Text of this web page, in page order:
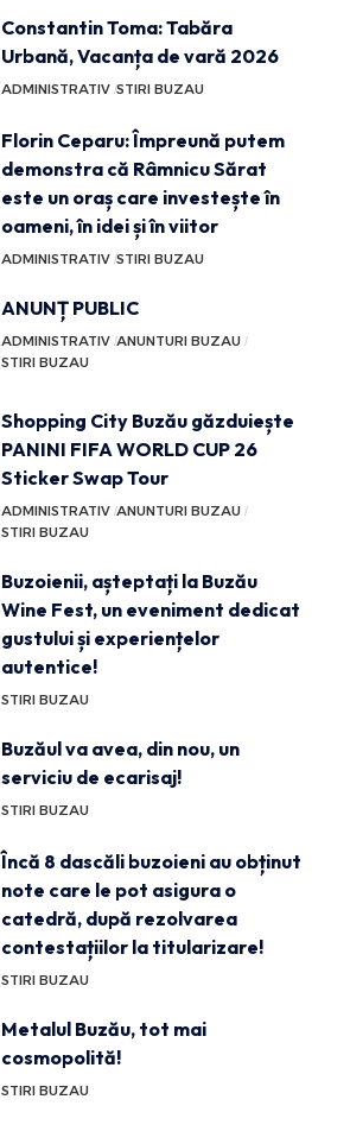
Constantin Toma: Tabăra
Urbană, Vacanța de vară 2026
ADMINISTRATIV STIRI BUZAU
Florin Ceparu: Împreună putem
demonstra că Râmnicu Sărat
este un oraș care investește în
oameni, în idei și în viitor
ADMINISTRATIV STIRI BUZAU
ANUNȚ PUBLIC
ADMINISTRATIV ANUNTURI BUZAU
STIRI BUZAU
Shopping City Buzău găzduiește
PANINI FIFA WORLD CUP 26
Sticker Swap Tour
ADMINISTRATIV ANUNTURI BUZAU
STIRI BUZAU
Buzoienii, așteptați la Buzău
Wine Fest, un eveniment dedicat
gustului și experiențelor
autentice!
STIRI BUZAU
Buzăul va avea, din nou, un
serviciu de ecarisaj!
STIRI BUZAU
Încă 8 dascăli buzoieni au obținut
note care le pot asigura o
catedră, după rezolvarea
contestațiilor la titularizare!
STIRI BUZAU
Metalul Buzău, tot mai
cosmopolită!
STIRI BUZAU